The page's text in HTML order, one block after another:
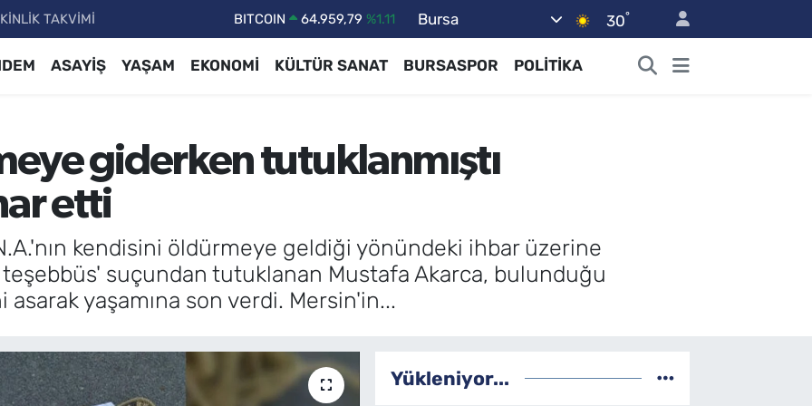
TAKVİMİ DOLAR 47,7436 %0.18
BİST100
13.779 %-14
Bursa 30°
ASAYİŞ YAŞAM EKONOMİ KÜLTÜR SANAT BURSASPOR POLİTİKA
giderken tutuklanmıştı
etti
kendisini öldürmeye geldiği yönündeki ihbar üzerine
teşebbüs' suçundan tutuklanan Mustafa Akarca, bulunduğu
yaşamına son verdi. Mersin'in...
Yükleniyor...